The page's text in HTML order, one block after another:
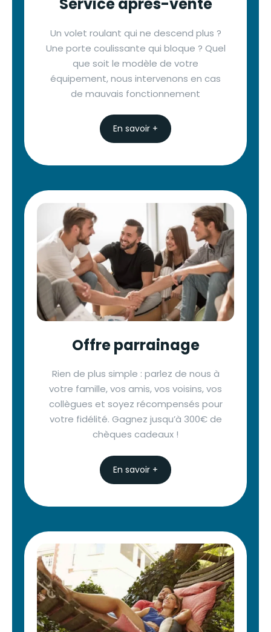
Service après-vente
Un volet roulant qui ne descend plus ?
Une porte coulissante qui bloque ? Quel
que soit le modèle de votre
équipement, nous intervenons en cas
de mauvais fonctionnement
En savoir +
Offre parrainage
Rien de plus simple : parlez de nous à
votre famille, vos amis, vos voisins, vos
collègues et soyez récompensés pour
votre fidélité. Gagnez jusqu’à 300€ de
chèques cadeaux !
En savoir +